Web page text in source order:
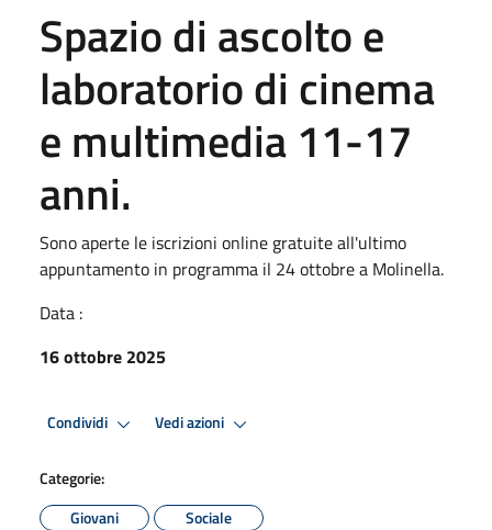
Spazio di ascolto e
laboratorio di cinema
e multimedia 11-17
anni.
Sono aperte le iscrizioni online gratuite all'ultimo
appuntamento in programma il 24 ottobre a Molinella.
Data :
16 ottobre 2025
Condividi Vedi azioni
Categorie:
Giovani
Sociale